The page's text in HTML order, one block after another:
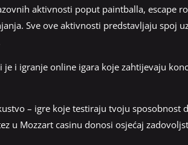
aktivnosti poput paintballa, escape
Sve ove aktivnosti predstavljaju spoj
je i igranje online igara koje zahtijevaju
– igre koje testiraju tvoju sposobnost
u Mozzart casinu donosi osjećaj